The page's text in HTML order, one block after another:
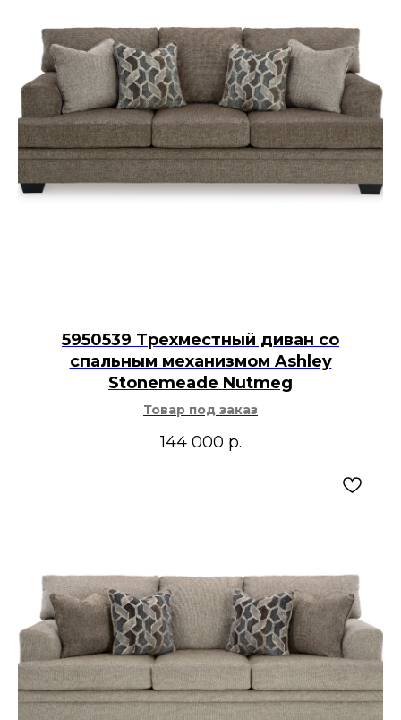
5950539 Трехместный диван со
спальным механизмом Ashley
Stonemeade Nutmeg
Товар под заказ
144 000 р.